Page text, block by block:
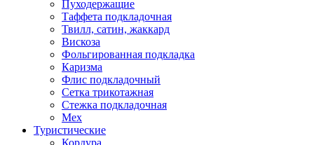
Пуходержащие
Таффета подкладочная
Твилл, сатин, жаккард
Вискоза
Фольгированная подкладка
Каризма
Флис подкладочный
Сетка трикотажная
Стежка подкладочная
Мех
Туристические
Кордура